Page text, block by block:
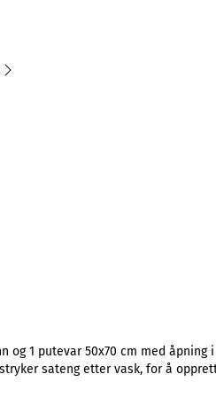
og 1 putevar 50x70 cm med
sateng etter vask, for å